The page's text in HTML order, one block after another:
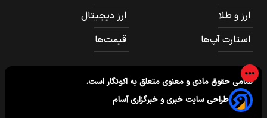
ارز و طلا
ارز دیجیتال
استارت آپ‌ها
قیمت‌ها
تمامی حقوق مادی و معنوی متعلق به اکونگاراست.
طراحی سایت خبری و خبرگزاری آسام